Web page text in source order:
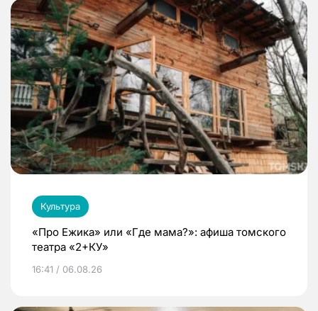
Культура
«Про Ежика» или «Где мама?»: афиша томского
театра «2+КУ»
16:41 / 06.08.26